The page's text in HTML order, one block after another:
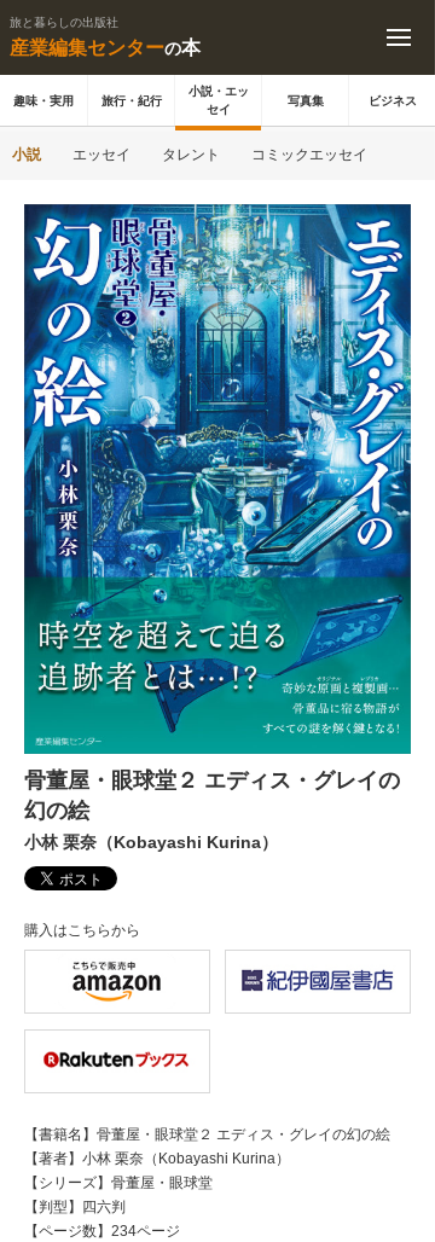
旅と暮らしの出版社
産業編集センターの本
趣味・実用 旅行・紀行
小説・エッ
セイ
写真集 ビジネス
小説 エッセイ タレント コミックエッセイ
骨董屋・眼球堂２ エディス・グレイの
幻の絵
小林 栗奈（Kobayashi Kurina）
購入はこちらから
【書籍名】骨董屋・眼球堂２ エディス・グレイの幻の絵
【著者】小林 栗奈（Kobayashi Kurina）
【シリーズ】骨董屋・眼球堂
【判型】四六判
【ページ数】234ページ